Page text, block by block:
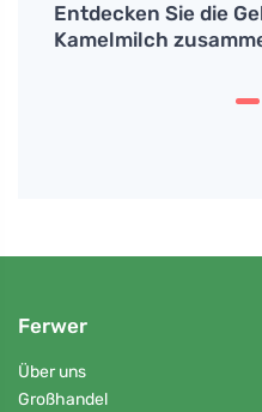
Entdecken Sie die
Kamelmilch
Ferwer
Über uns
Großhandel